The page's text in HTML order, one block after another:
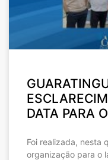
DATA PARA
Foi realizada, nesta
organização para o